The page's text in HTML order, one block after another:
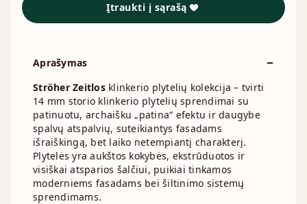
Įtraukti į sąrašą
Aprašymas
Ströher Zeitlosklinkerio plytelių kolekcija – tvirti
14 mm storio klinkerio plytelių sprendimai su
patinuotu, archaišku „patina“ efektu ir daugybe
spalvų atspalvių, suteikiantys fasadams
išraiškingą, bet laiko netempiantį charakterį.
Plytelės yra aukštos kokybės, ekstrūduotos ir
visiškai atsparios šalčiui, puikiai tinkamos
moderniems fasadams bei šiltinimo sistemų
sprendimams.